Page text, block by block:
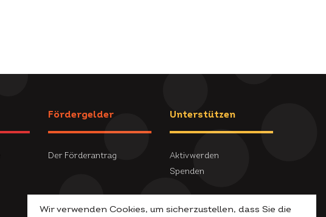
Wir verwenden Cookies, um sicherzustellen, dass Sie die
Fördergelder
Der Förderantrag
Unterstützen
Aktiv werden
Spenden